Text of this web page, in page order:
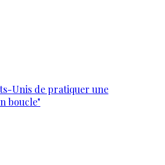
Unis de pratiquer une
boucle"